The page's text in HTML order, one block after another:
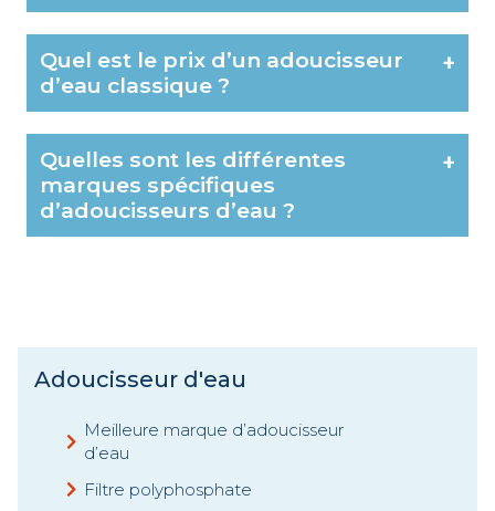
Quel est le prix d’un adoucisseur
d’eau classique ?
+
Quelles sont les différentes
marques spécifiques
d’adoucisseurs d’eau ?
+
Adoucisseur d'eau
Meilleure marque d’adoucisseur
d’eau
Filtre polyphosphate